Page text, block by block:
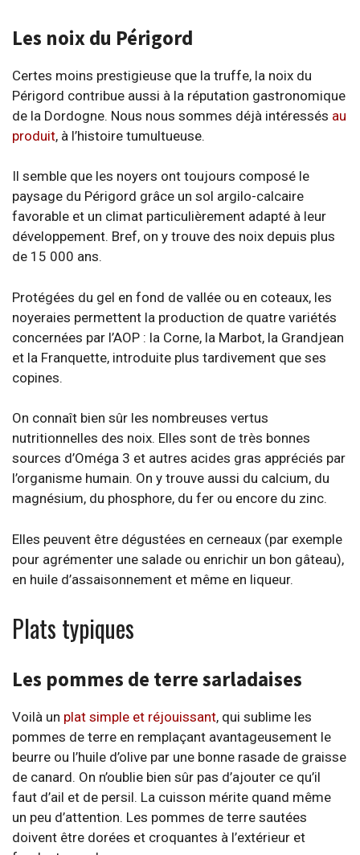
Les noix du Périgord
Certes moins prestigieuse que la truffe, la noix du
Périgord contribue aussi à la réputation gastronomique
de la Dordogne. Nous nous sommes déjà intéressés au
produit, à l’histoire tumultueuse.
Il semble que les noyers ont toujours composé le
paysage du Périgord grâce un sol argilo-calcaire
favorable et un climat particulièrement adapté à leur
développement. Bref, on y trouve des noix depuis plus
de 15 000 ans.
Protégées du gel en fond de vallée ou en coteaux, les
noyeraies permettent la production de quatre variétés
concernées par l’AOP : la Corne, la Marbot, la Grandjean
et la Franquette, introduite plus tardivement que ses
copines.
On connaît bien sûr les nombreuses vertus
nutritionnelles des noix. Elles sont de très bonnes
sources d’Oméga 3 et autres acides gras appréciés par
l’organisme humain. On y trouve aussi du calcium, du
magnésium, du phosphore, du fer ou encore du zinc.
Elles peuvent être dégustées en cerneaux (par exemple
pour agrémenter une salade ou enrichir un bon gâteau),
en huile d’assaisonnement et même en liqueur.
Plats typiques
Les pommes de terre sarladaises
Voilà un plat simple et réjouissant, qui sublime les
pommes de terre en remplaçant avantageusement le
beurre ou l’huile d’olive par une bonne rasade de graisse
de canard. On n’oublie bien sûr pas d’ajouter ce qu’il
faut d’ail et de persil. La cuisson mérite quand même
un peu d’attention. Les pommes de terre sautées
doivent être dorées et croquantes à l’extérieur et